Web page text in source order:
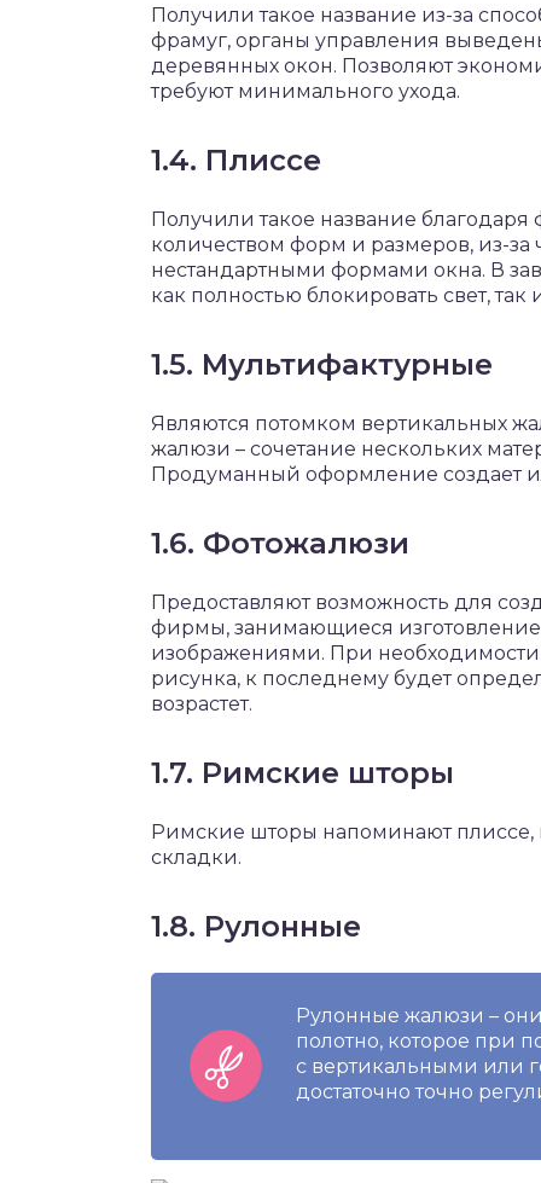
Получили такое название из-за
фрамуг, органы управления
деревянных окон. Позволяют
требуют минимального ухода.
1.4. Плиссе
Получили такое название
количеством форм и размеров, из-за
нестандартными формами окна. В
как полностью блокировать свет,
1.5. Мультифактурные
Являются потомком вертикальных
жалюзи – сочетание нескольких
Продуманный оформление создает
1.6. Фотожалюзи
Предоставляют возможность для
фирмы, занимающиеся
изображениями. При
рисунка, к последнему будет
возрастет.
1.7. Римские шторы
Римские шторы напоминают плиссе,
складки.
1.8. Рулонные
Рулонные жалюзи –
полотно, которое при
с вертикальными или
достаточно точно